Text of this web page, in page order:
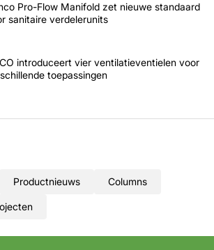
Pro-Flow Manifold zet nieuwe standaard
sanitaire verdelerunits
introduceert vier ventilatieventielen voor
toepassingen
Productnieuws Columns